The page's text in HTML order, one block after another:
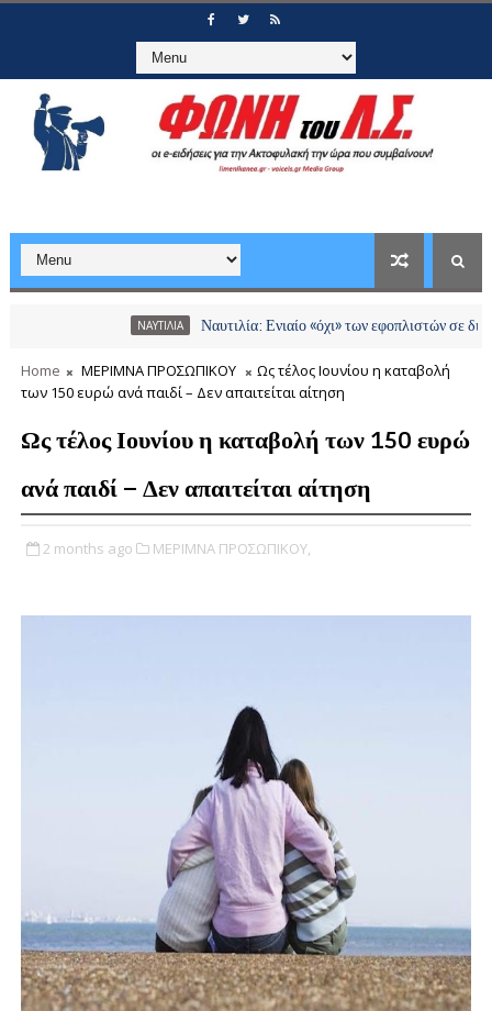
Ναυτιλία: Ενιαίο «όχι» των εφοπλιστών σε διόδια και
Home ΜΕΡΙΜΝΑ ΠΡΟΣΩΠΙΚΟΥ
Ως τέλος Ιουνίου η καταβολή
των 150 ευρώ ανά παιδί – Δεν απαιτείται αίτηση
Ως τέλος Ιουνίου η καταβολή των 150 ευρώ
ανά παιδί – Δεν απαιτείται αίτηση
2 months ago ΜΕΡΙΜΝΑ ΠΡΟΣΩΠΙΚΟΥ,